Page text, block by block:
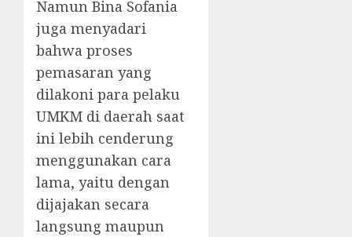
Namun Bina Sofania
juga menyadari
bahwa proses
pemasaran yang
dilakoni para pelaku
UMKM di daerah saat
ini lebih cenderung
menggunakan cara
lama, yaitu dengan
dijajakan secara
langsung maupun